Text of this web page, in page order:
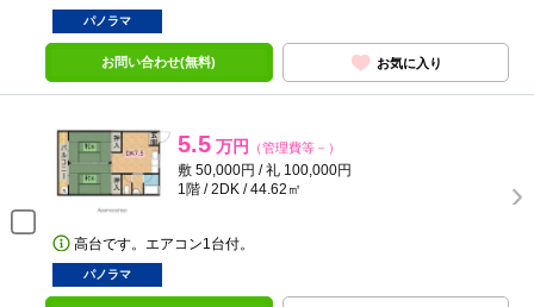
パノラマ
お問い合わせ(無料) お気に入り
5.5 万円 （管理費等－）
敷 50,000円 / 礼 100,000円
1階 / 2DK / 44.62㎡
高台です。エアコン1台付。
パノラマ